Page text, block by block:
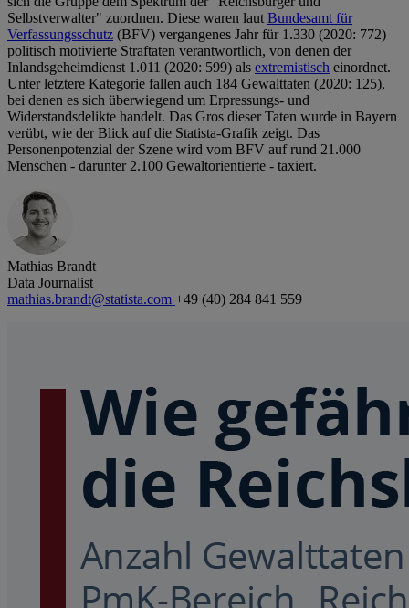
Selbstverwalter" zuordnen. Diese waren lautBundesamt für
Verfassungsschutz (BFV) vergangenes Jahr für 1.330 (2020: 772)
politisch motivierte Straftaten verantwortlich, von denen der
Inlandsgeheimdienst 1.011 (2020: 599) als extremistisch einordnet.
Unter letztere Kategorie fallen auch 184 Gewalttaten (2020: 125),
bei denen es sich überwiegend um Erpressungs- und
Widerstandsdelikte handelt. Das Gros dieser Taten wurde in Bayern
verübt, wie der Blick auf die Statista-Grafik zeigt. Das
Personenpotenzial der Szene wird vom BFV auf rund 21.000
Menschen - darunter 2.100 Gewaltorientierte - taxiert.
Mathias Brandt
Data Journalist
mathias.brandt@statista.com +49 (40) 284 841 559